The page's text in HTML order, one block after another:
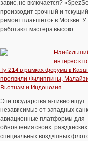
завис, не включается?
производит срочный и текущий
ремонт планшетов в Москве. У
работают мастера высоко...
интерес к
Ту-214 в рамках форума в
проявили Филиппины,
Вьетнам и Индонезия
Эти государства активно ищут
независимые от западных
авиационные платформы для
обновления своих
специальных воздушных